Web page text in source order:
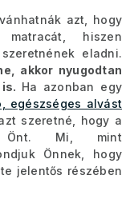
azt, hogy
hiszen
eladni.
akkor nyugodtan
Ha azonban egy
egészséges alvást
szeretné, hogy a
Önt. Mi, mint
Önnek, hogy
jelentős részében